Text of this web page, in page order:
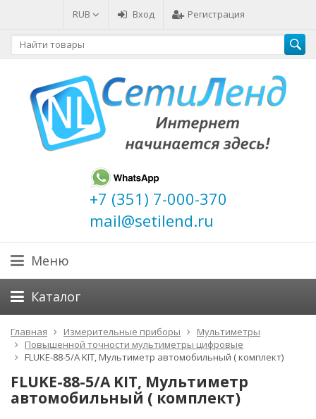
RUB Вход Регистрация
+7 (351) 7-000-370
mail@setilend.ru
Меню
Каталог
Главная Измерительные приборы
Мультиметры
Повышенной точности мультиметры цифровые
FLUKE-88-5/A KIT, Мультиметр автомобильный ( комплект)
FLUKE-88-5/A KIT, Мультиметр
автомобильный ( комплект)